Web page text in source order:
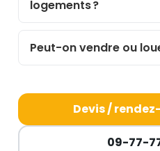
logements ?
Peut-on vendre ou
Devis /
09-77-